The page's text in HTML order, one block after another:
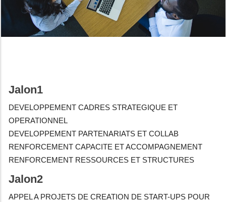
Jalon1
DEVELOPPEMENT CADRES STRATEGIQUE ET
OPERATIONNEL
DEVELOPPEMENTPARTENARIATS ET COLLAB
RENFORCEMENT CAPACITE ET ACCOMPAGNEMENT
RENFORCEMENT RESSOURCES ET STRUCTURES
Jalon2
APPEL A PROJETS DE CREATION DE START-UPS POUR